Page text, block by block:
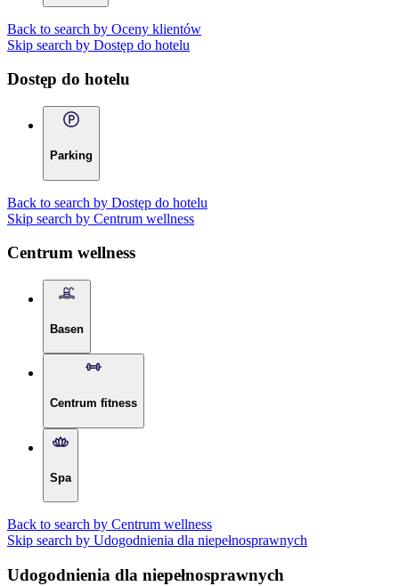
Back to search by Oceny klientów
Skip search by Dostęp do hotelu
Dostęp do hotelu
Parking
Back to search by Dostęp do hotelu
Skip search by Centrum wellness
Centrum wellness
Basen
Centrum fitness
Spa
Back to search by Centrum wellness
Skip search by Udogodnienia dla niepełnosprawnych
Udogodnienia dla niepełnosprawnych